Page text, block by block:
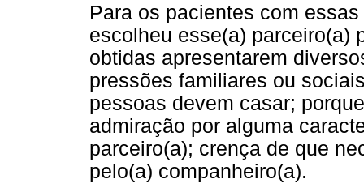
Para os pacientes com
escolheu esse(a) parceiro(a)
obtidas apresentarem
pressões familiares ou
pessoas devem casar;
admiração por alguma
parceiro(a); crença de que
pelo(a) companheiro(a).